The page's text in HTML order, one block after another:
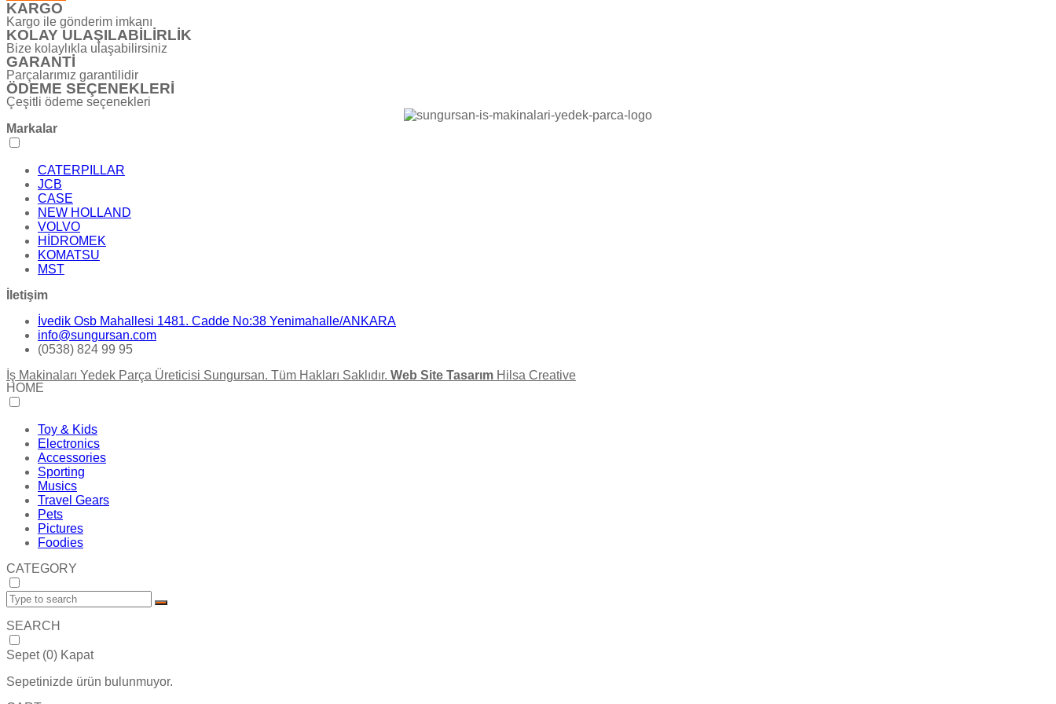
KARGO
Kargo ile gönderim imkanı
KOLAY ULAŞILABİLİRLİK
Bize kolaylıkla ulaşabilirsiniz
GARANTİ
Parçalarımız garantilidir
ÖDEME SEÇENEKLERİ
Çeşitli ödeme seçenekleri
Markalar
CATERPILLAR
JCB
CASE
NEW HOLLAND
VOLVO
HİDROMEK
KOMATSU
MST
İletişim
İvedik Osb Mahallesi 1481. Cadde No:38 Yenimahalle/ANKARA
info@sungursan.com
(0538) 824 99 95
İş Makinaları Yedek Parça Üreticisi Sungursan. Tüm Hakları Saklıdır. Web Site Tasarım Hilsa Creative
HOME
Toy & Kids
Electronics
Accessories
Sporting
Musics
Travel Gears
Pets
Pictures
Foodies
CATEGORY
SEARCH
Sepet (0) Kapat
Sepetinizde ürün bulunmuyor.